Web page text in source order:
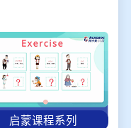
启蒙课程系列